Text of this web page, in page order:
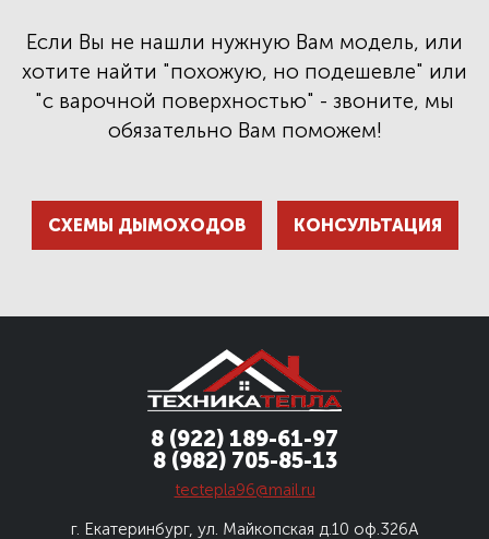
Если Вы не нашли нужную Вам модель, или
хотите найти "похожую, но подешевле" или
"с варочной поверхностью" - звоните, мы
обязательно Вам поможем!
СХЕМЫ ДЫМОХОДОВ КОНСУЛЬТАЦИЯ
8 (922) 189-61-97
8 (982) 705-85-13
tectepla96@mail.ru
г. Екатеринбург, ул. Майкопская д.10 оф.326А